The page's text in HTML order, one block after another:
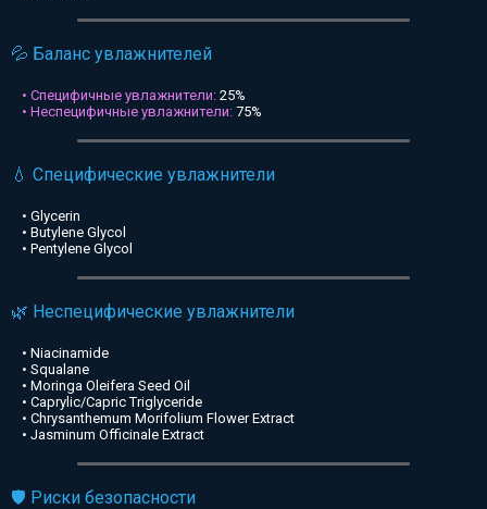
💦 Баланс увлажнителей
• Специфичные увлажнители: 25%
• Неспецифичные увлажнители: 75%
💧 Специфические увлажнители
• Glycerin
• Butylene Glycol
• Pentylene Glycol
🌿 Неспецифические увлажнители
• Niacinamide
• Squalane
• Moringa Oleifera Seed Oil
• Caprylic/Capric Triglyceride
• Chrysanthemum Morifolium Flower Extract
• Jasminum Officinale Extract
🛡️ Риски безопасности